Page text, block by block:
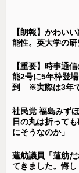
【朗報】かわい
能性。英大学の
【重要】時事通
能2号に5年枠登
到 ※実際は3年で
社民党 福島みず
日の丸は折って
にそうなのか」
蓮舫議員「蓮舫
てきました。悔し